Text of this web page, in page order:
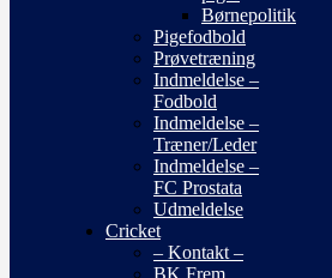
Børnepolitik
Pigefodbold
Prøvetræning
Indmeldelse –
Fodbold
Indmeldelse –
Træner/Leder
Indmeldelse –
FC Prostata
Udmeldelse
Cricket
– Kontakt –
BK Frem